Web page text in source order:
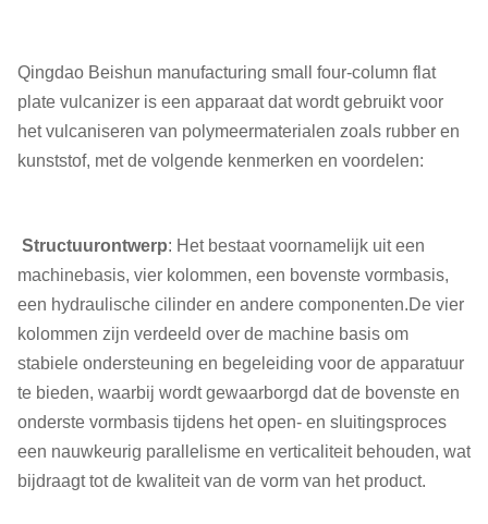
Qingdao Beishun manufacturing small four-column flat
plate vulcanizer is een apparaat dat wordt gebruikt voor
het vulcaniseren van polymeermaterialen zoals rubber en
kunststof, met de volgende kenmerken en voordelen:
Structuurontwerp: Het bestaat voornamelijk uit een
machinebasis, vier kolommen, een bovenste vormbasis,
een hydraulische cilinder en andere componenten.De vier
kolommen zijn verdeeld over de machine basis om
stabiele ondersteuning en begeleiding voor de apparatuur
te bieden, waarbij wordt gewaarborgd dat de bovenste en
onderste vormbasis tijdens het open- en sluitingsproces
een nauwkeurig parallelisme en verticaliteit behouden, wat
bijdraagt tot de kwaliteit van de vorm van het product.